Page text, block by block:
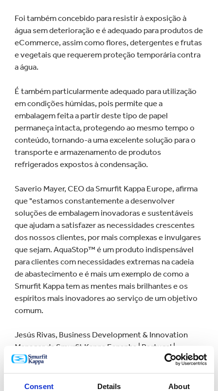
Consent Details About
Foi também concebido para resistir à exposição à
água sem deterioração e é adequado para produtos de
eCommerce, assim como flores, detergentes e frutas
e vegetais que requerem proteção temporária contra
a água.
É também particularmente adequado para utilização
em condições húmidas, pois permite que a
embalagem feita a partir deste tipo de papel
permaneça intacta, protegendo ao mesmo tempo o
conteúdo, tornando-a uma excelente solução para o
transporte e armazenamento de produtos
refrigerados expostos à condensação.
Saverio Mayer, CEO da Smurfit Kappa Europe, afirma
que "estamos constantemente a desenvolver
soluções de embalagem inovadoras e sustentáveis
que ajudam a satisfazer as necessidades crescentes
dos nossos clientes, por mais complexas e invulgares
que sejam. AquaStop™ é um produto indispensável
para clientes com necessidades extremas na cadeia
de abastecimento e é mais um exemplo de como a
Smurfit Kappa tem as mentes mais brilhantes e os
espíritos mais inovadores ao serviço de um objetivo
comum.
Jesús Rivas, Business Development & Innovation
Manager da Smurfit Kappa Espanha | Portugal |
Marrocos, acrescenta que "AquaStop™ será sem
dúvida uma revolução no mundo da embalagem e
estou muito orgulhoso por ter sido desenvolvido em